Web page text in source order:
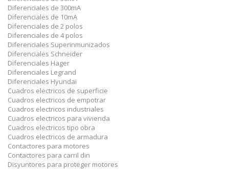
Diferenciales de 300mA
Diferenciales de 10mA
Diferenciales de 2 polos
Diferenciales de 4 polos
Diferenciales Superinmunizados
Diferenciales Schneider
Diferenciales Hager
Diferenciales Legrand
Diferenciales Hyundai
Cuadros electricos de superficie
Cuadros electricos de empotrar
Cuadros electricos industriales
Cuadros electricos para vivienda
Cuadros electricos tipo obra
Cuadros electricos de armadura
Contactores para motores
Contactores para carril din
Disyuntores para proteger motores